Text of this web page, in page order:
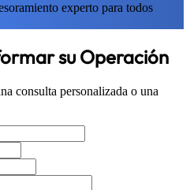
experto para todos
su Operación
consulta personalizada o una